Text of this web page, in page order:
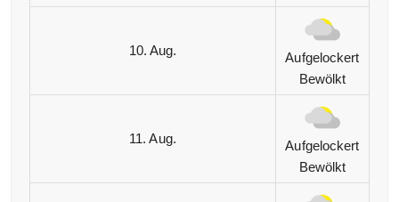
10. Aug.
Aufgelockert
Bewölkt
11. Aug.
Aufgelockert
Bewölkt